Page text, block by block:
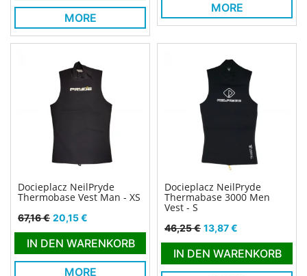
MORE
MORE
Docieplacz NeilPryde
Thermobase Vest Man - XS
Verkaufspreis
67,16 € Preis
20,15 €
IN DEN WARENKORB
MORE
Docieplacz NeilPryde
Thermabase 3000 Men
Vest - S
Verkaufspreis
46,25 € Preis
13,87 €
IN DEN WARENKORB